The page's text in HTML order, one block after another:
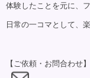
体験したことを元に、
日常の一コマとして、
【ご依頼・お問合わせ】